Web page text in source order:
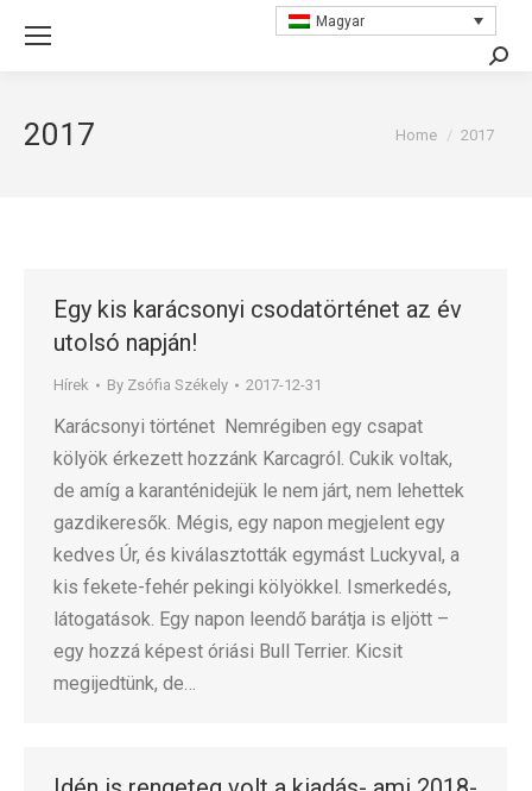
Magyar
2017 You are here:
Home 2017
Egy kis karácsonyi csodatörténet az év
utolsó napján!
Hírek By Zsófia Székely 2017-12-31
Karácsonyi történet Nemrégiben egy csapat
kölyök érkezett hozzánk Karcagról. Cukik voltak,
de amíg a karanténidejük le nem járt, nem lehettek
gazdikeresők. Mégis, egy napon megjelent egy
kedves Úr, és kiválasztották egymást Luckyval, a
kis fekete-fehér pekingi kölyökkel. Ismerkedés,
látogatások. Egy napon leendő barátja is eljött –
egy hozzá képest óriási Bull Terrier. Kicsit
megijedtünk, de…